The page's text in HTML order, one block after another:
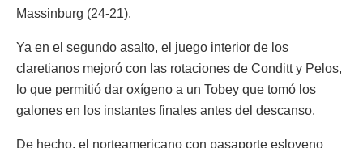
Massinburg (24-21).
Ya en el segundo asalto, el juego interior de los
claretianos mejoró con las rotaciones de Conditt y Pelos,
lo que permitió dar oxígeno a un Tobey que tomó los
galones en los instantes finales antes del descanso.
De hecho, el norteamericano con pasaporte esloveno